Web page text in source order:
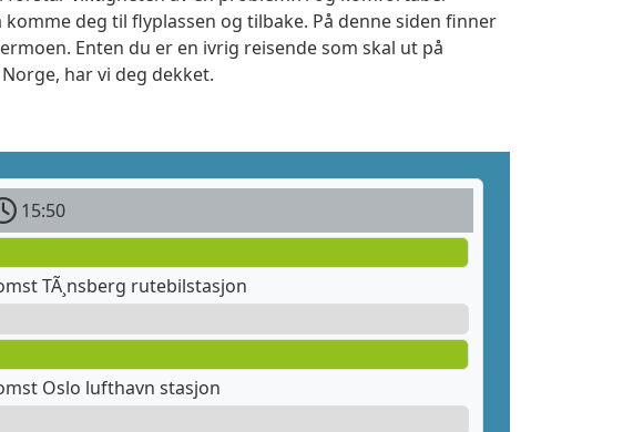
deg til flyplassen og tilbake. På denne siden finner
Enten du er en ivrig reisende som skal ut på
har vi deg dekket.
15:50
TÃ¸nsberg rutebilstasjon
Oslo lufthavn stasjon